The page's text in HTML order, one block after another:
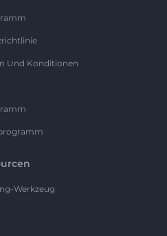
Und Konditionen
Werkzeug